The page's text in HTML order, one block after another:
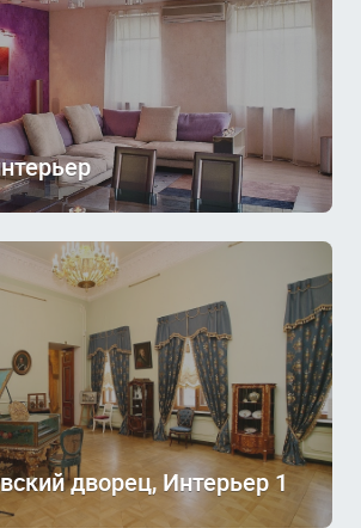
дворец, Интерьер 1